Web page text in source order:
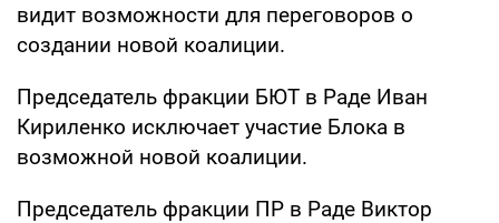
видит возможности для переговоров о
создании новой коалиции.
Председатель фракции БЮТ в Раде Иван
Кириленко исключает участие Блока в
возможной новой коалиции.
Председатель фракции ПР в Раде Виктор